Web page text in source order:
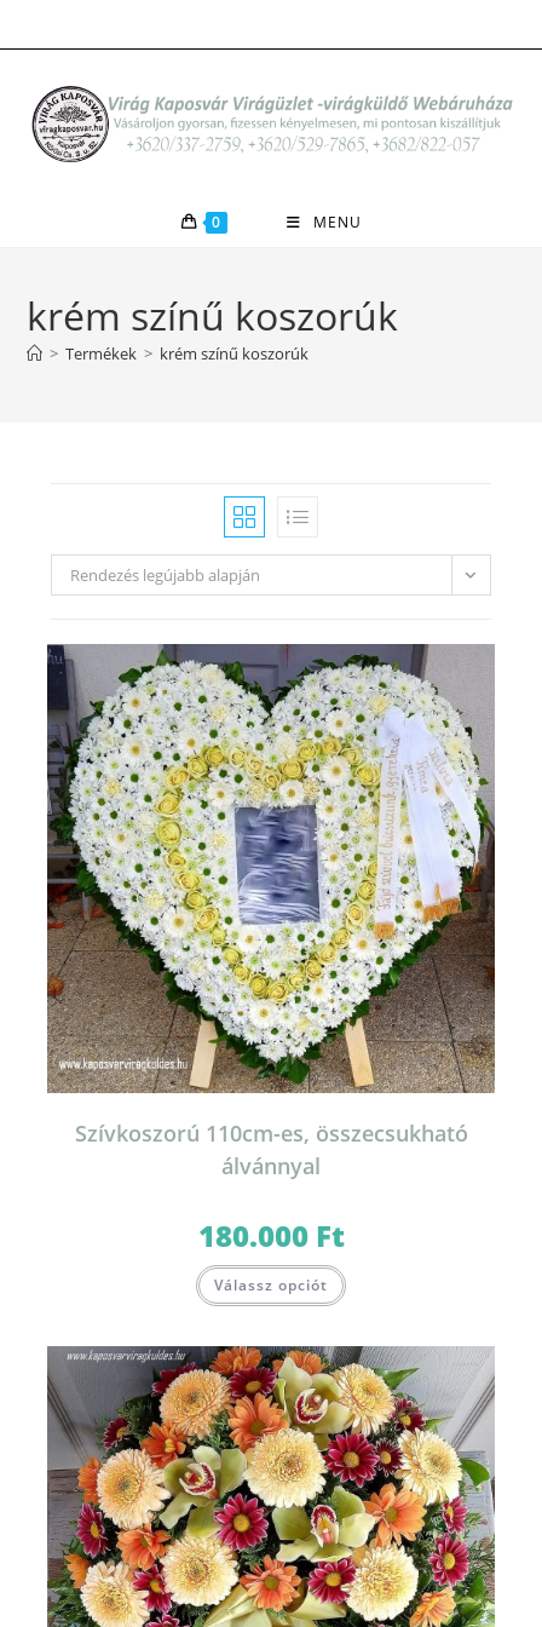
to
0 MENU
krém színű koszorúk
> Termékek > krém színű koszorúk
Rendezés legújabb alapján
Szívkoszorú 110cm-es, összecsukható
álvánnyal
180.000 Ft
Válassz opciót